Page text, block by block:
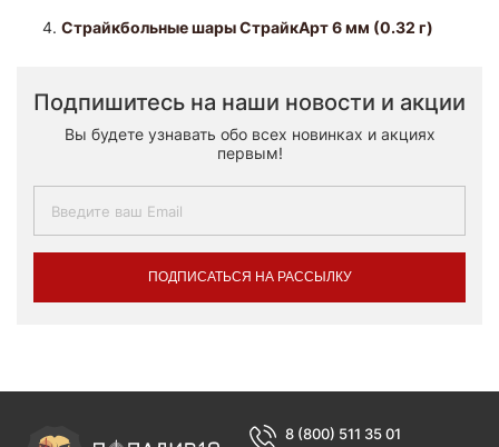
Страйкбольные шары СтрайкАрт 6 мм (0.32 г)
Подпишитесь на наши новости и акции
Вы будете узнавать обо всех новинках и акциях
первым!
ПОДПИСАТЬСЯ НА РАССЫЛКУ
8 (800) 511 35 01